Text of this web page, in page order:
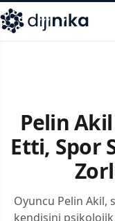
,Marmara Mahallesi
Pelin
Etti, Spor
Oyuncu Pelin Akil,
kendisini